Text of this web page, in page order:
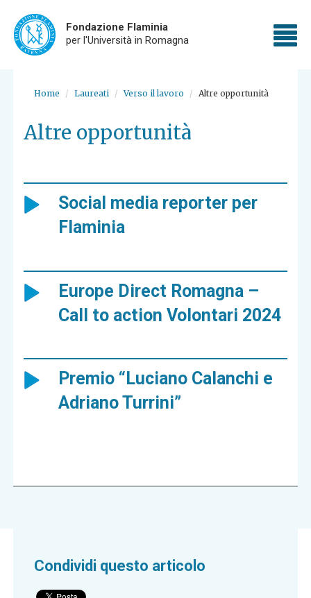
Fondazione Flaminia
per l'Università in Romagna
Home Laureati Verso il lavoro Altre opportunità
Altre opportunità
Social media reporter per
Flaminia
Europe Direct Romagna –
Call to action Volontari 2024
Premio “Luciano Calanchi e
Adriano Turrini”
Condividi questo articolo